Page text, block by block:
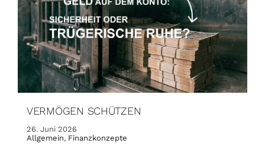
VERMÖGEN SCHÜTZEN
26. Juni 2026
Allgemein, Finanzkonzepte